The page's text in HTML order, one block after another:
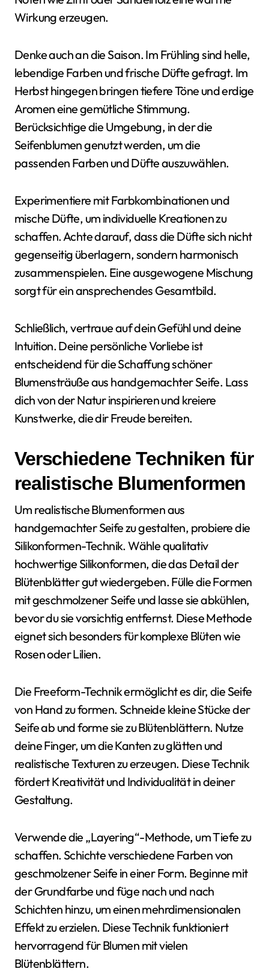
Wirkung erzeugen.
Denke auch an die Saison. Im Frühling sind helle,
lebendige Farben und frische Düfte gefragt. Im
Herbst hingegen bringen tiefere Töne und erdige
Aromen eine gemütliche Stimmung.
Berücksichtige die Umgebung, in der die
Seifenblumen genutzt werden, um die
passenden Farben und Düfte auszuwählen.
Experimentiere mit Farbkombinationen und
mische Düfte, um individuelle Kreationen zu
schaffen. Achte darauf, dass die Düfte sich nicht
gegenseitig überlagern, sondern harmonisch
zusammenspielen. Eine ausgewogene Mischung
sorgt für ein ansprechendes Gesamtbild.
Schließlich, vertraue auf dein Gefühl und deine
Intuition. Deine persönliche Vorliebe ist
entscheidend für die Schaffung schöner
Blumensträuße aus handgemachter Seife. Lass
dich von der Natur inspirieren und kreiere
Kunstwerke, die dir Freude bereiten.
Verschiedene Techniken für
realistische Blumenformen
Um realistische Blumenformen aus
handgemachter Seife zu gestalten, probiere die
Silikonformen-Technik. Wähle qualitativ
hochwertige Silikonformen, die das Detail der
Blütenblätter gut wiedergeben. Fülle die Formen
mit geschmolzener Seife und lasse sie abkühlen,
bevor du sie vorsichtig entfernst. Diese Methode
eignet sich besonders für komplexe Blüten wie
Rosen oder Lilien.
Die Freeform-Technik ermöglicht es dir, die Seife
von Hand zu formen. Schneide kleine Stücke der
Seife ab und forme sie zu Blütenblättern. Nutze
deine Finger, um die Kanten zu glätten und
realistische Texturen zu erzeugen. Diese Technik
fördert Kreativität und Individualität in deiner
Gestaltung.
Verwende die „Layering“-Methode, um Tiefe zu
schaffen. Schichte verschiedene Farben von
geschmolzener Seife in einer Form. Beginne mit
der Grundfarbe und füge nach und nach
Schichten hinzu, um einen mehrdimensionalen
Effekt zu erzielen. Diese Technik funktioniert
hervorragend für Blumen mit vielen
Blütenblättern.